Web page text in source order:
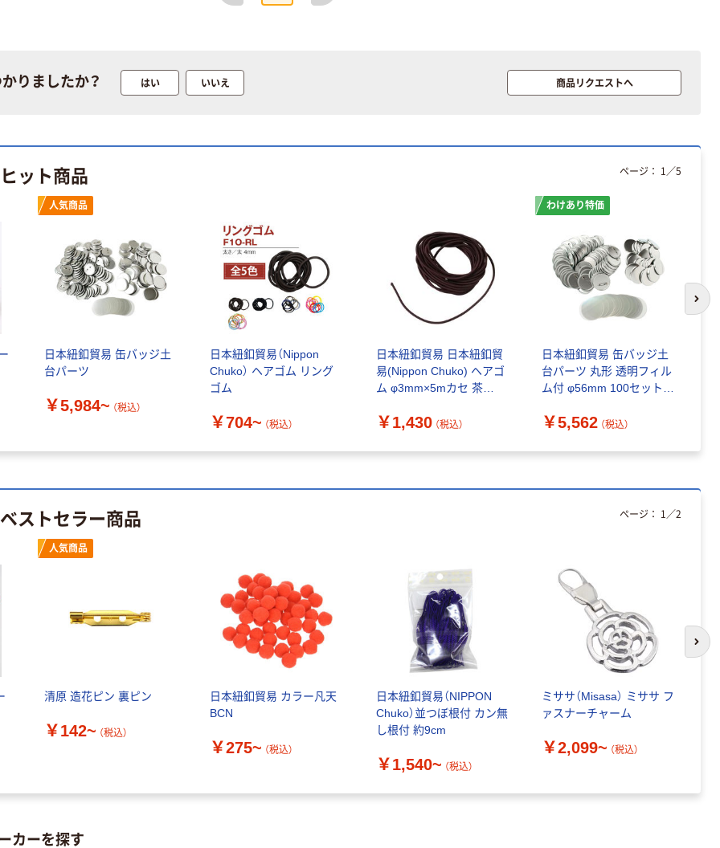
りましたか？ はい いいえ 商品リクエストへ
ット商品
人気商品
日本紐釦貿易 缶バッジ土
台パーツ
￥5,984~ （税込）
日本紐釦貿易（Nippon
Chuko） ヘアゴム リング
ゴム
￥704~ （税込）
日本紐釦貿易 日本紐釦貿
易(Nippon Chuko) ヘアゴ
ム φ3mm×5mカセ 茶
（直送品）
￥1,430 （税込）
わけあり特価
日本紐釦貿易 缶バッジ土
台パーツ 丸形 透明フィル
ム付 φ56mm 100セット入
入)（わけあり品）
￥5,562 （税込）
ページ： 1 ／5
次
ストセラー商品
人気商品
清原 造花ピン 裏ピン
￥142~ （税込）
日本紐釦貿易 カラー凡天
BCN
￥275~ （税込）
日本紐釦貿易（NIPPON
Chuko）並つぼ根付 カン無
し根付 約9cm
￥1,540~ （税込）
ミササ（Misasa） ミササ フ
ァスナーチャーム
￥2,099~ （税込）
ページ： 1 ／2
次
カーを探す
台 幅390mm ハ
イタイプ（ノー
人気商品
リヒトラブ リ
クエスト 名刺
￥1,133~
（税込）
￥394~
人気商品
￥358~ （税込）
（税込）
グ） ヨコ
￥258~
リヒトラブ ク
￥1,523~
本気プライス
￥532~
リヒトラブ 机上
台 幅590mm 引
ボード対応幅）
￥5,375~
（税込）
ックスタンド
型リングファイ
ル（A4タテ4穴）
スクトレー
本気プライス
リヒトラブ ル
ポ・リーンフォ
￥356~ （税込）